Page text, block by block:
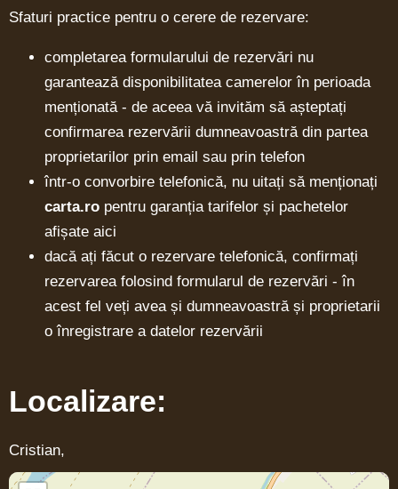
Sfaturi practice pentru o cerere de rezervare:
completarea formularului de rezervări nu
garantează disponibilitatea camerelor în perioada
menționată - de aceea vă invităm să așteptați
confirmarea rezervării dumneavoastră din partea
proprietarilor prin email sau prin telefon
într-o convorbire telefonică, nu uitați să menționați
carta.ro pentru garanția tarifelor și pachetelor
afișate aici
dacă ați făcut o rezervare telefonică, confirmați
rezervarea folosind formularul de rezervări - în
acest fel veți avea și dumneavoastră și proprietarii
o înregistrare a datelor rezervării
Localizare:
Cristian,